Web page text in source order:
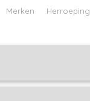
Merken Herroeping